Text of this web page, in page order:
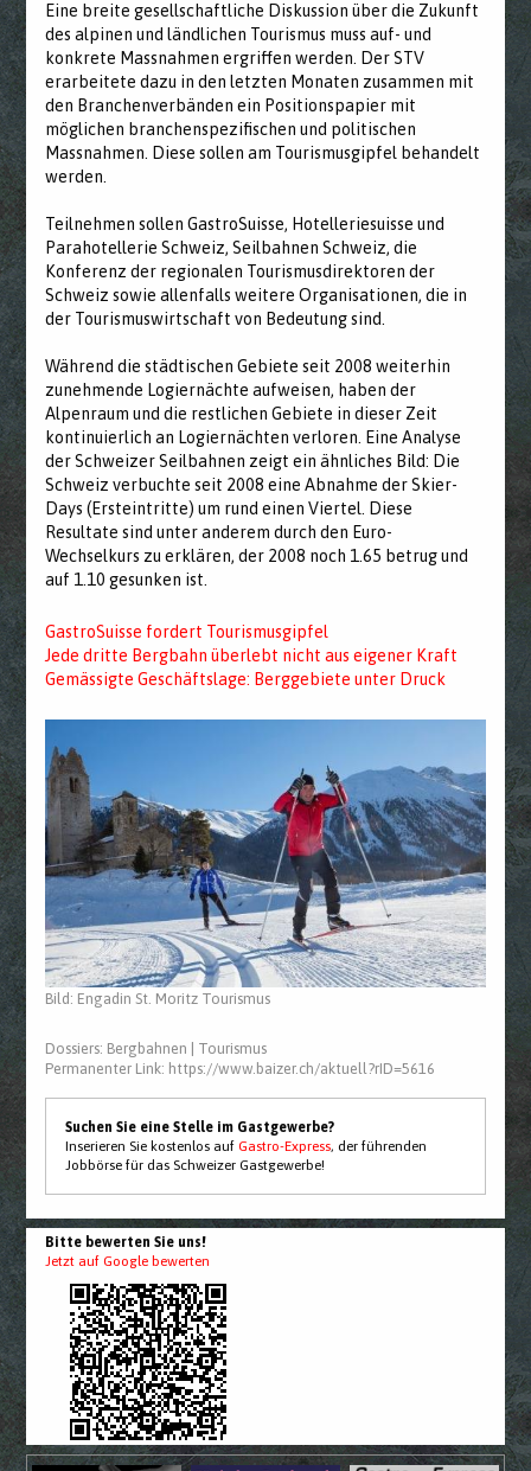
Eine breite gesellschaftliche Diskussion über die Zukunft
des alpinen und ländlichen Tourismus muss auf- und
konkrete Massnahmen ergriffen werden. Der STV
erarbeitete dazu in den letzten Monaten zusammen mit
den Branchenverbänden ein Positionspapier mit
möglichen branchenspezifischen und politischen
Massnahmen. Diese sollen am Tourismusgipfel behandelt
werden.
Teilnehmen sollen GastroSuisse, Hotelleriesuisse und
Parahotellerie Schweiz, Seilbahnen Schweiz, die
Konferenz der regionalen Tourismusdirektoren der
Schweiz sowie allenfalls weitere Organisationen, die in
der Tourismuswirtschaft von Bedeutung sind.
Während die städtischen Gebiete seit 2008 weiterhin
zunehmende Logiernächte aufweisen, haben der
Alpenraum und die restlichen Gebiete in dieser Zeit
kontinuierlich an Logiernächten verloren. Eine Analyse
der Schweizer Seilbahnen zeigt ein ähnliches Bild: Die
Schweiz verbuchte seit 2008 eine Abnahme der Skier-
Days (Ersteintritte) um rund einen Viertel. Diese
Resultate sind unter anderem durch den Euro-
Wechselkurs zu erklären, der 2008 noch 1.65 betrug und
auf 1.10 gesunken ist.
GastroSuisse fordert Tourismusgipfel
Jede dritte Bergbahn überlebt nicht aus eigener Kraft
Gemässigte Geschäftslage: Berggebiete unter Druck
Bild: Engadin St. Moritz Tourismus
Dossiers: Bergbahnen
Tourismus
Permanenter Link: https://www.baizer.ch/aktuell?rID=5616
Suchen Sie eine Stelle im Gastgewerbe?
Inserieren Sie kostenlos aufGastro-Express, der führenden
Jobbörse für das Schweizer Gastgewerbe!
Bitte bewerten Sie uns!
Jetzt auf Google bewerten